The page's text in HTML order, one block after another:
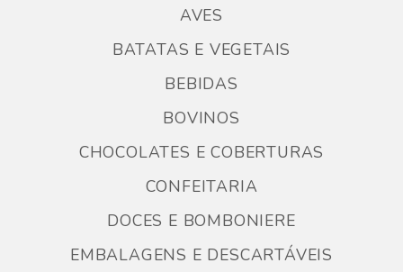
AVES
BATATAS E VEGETAIS
BEBIDAS
BOVINOS
CHOCOLATES E COBERTURAS
CONFEITARIA
DOCES E BOMBONIERE
EMBALAGENS E DESCARTÁVEIS